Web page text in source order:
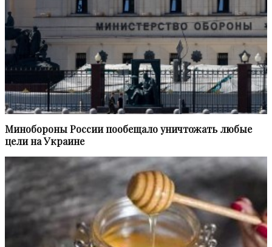
Минобороны России пообещало уничтожать любые
цели на Украине